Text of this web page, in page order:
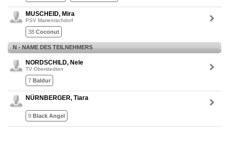
MUSCHEID, Mira
PSV Marienrachdorf
38 Coconut
N - NAME DES TEILNEHMERS
NORDSCHILD, Nele
TV Oberstedten
7 Baldur
NÜRNBERGER, Tiara
9 Black Angel